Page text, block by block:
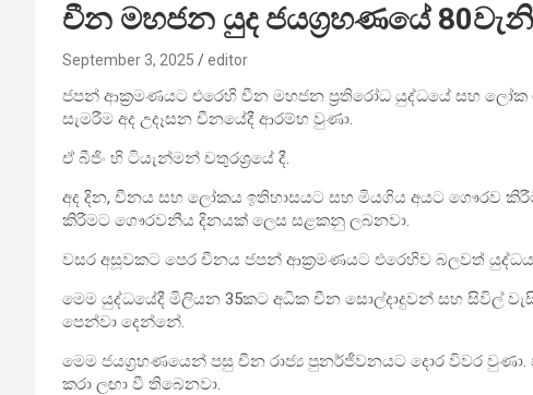
චීන මහජන යුද ජයග්‍රහණයේ 80වැනි
September 3, 2025 editor
ජපන් ආක්‍රමණයට එරෙහි චීන මහජන ප්‍රතිරෝධ යුද්ධයේ සහ ලෝක
සැමරීම අද උදෑසන චීනයේදී ආරම්භ වුණා.
ඒ බීජිං හි ටියැන්මන් චතුරශ්‍රයේ දී.
අද දින, චීනය සහ ලෝකය ඉතිහාසයට සහ මියගිය අයට ගෞරව
කිරීමට ගෞරවනීය දිනයක් ලෙස සළකනු ලබනවා.
වසර අසූවකට පෙර චීනය ජපන් ආක්‍රමණයට එරෙහිව බලවත්
මෙම යුද්ධයේදී මිලියන 35කට අධික චීන සොල්දාදුවන් සහ සිවිල්
පෙන්වා දෙන්නේ.
මෙම ජයග්‍රහණයෙන් පසු චීන රාජ්‍ය පුනර්ජීවනයට දොර විවර
කරා ලඟා වී තිබෙනවා.